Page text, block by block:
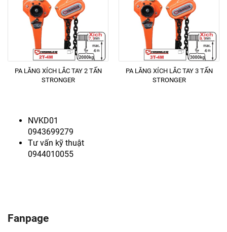
PA LĂNG XÍCH LẮC TAY 2 TẤN
STRONGER
PA LĂNG XÍCH LẮC TAY 3 TẤN
STRONGER
NVKD01
0943699279
Tư vấn kỹ thuật
0944010055
Fanpage